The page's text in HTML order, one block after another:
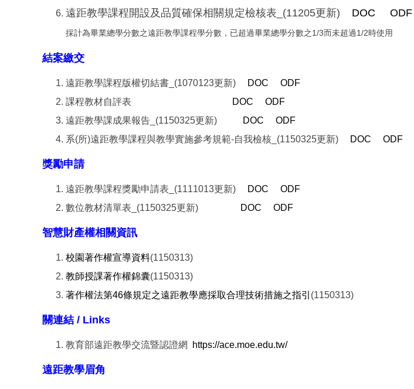
遠距教學課程開設及品質確保相關規定檢核表_(11205更新) DOC ODF
採計為畢業總學分數之遠距教學課程學分數，已超過畢業總學分數之1/3而未超過1/2時使用
結案繳交
遠距教學課程版權切結書_(1070123更新) DOC
ODF
課程教材自評表
DOC
ODF
遠距教學課成果報告_(1150325更新)
DOC
ODF
系(所)遠距教學課程與教學實施參考規範-自我檢核_(1150325更新)
DOC ODF
獎勵申請
遠距教學課程獎勵申請表_(1111013更新) DOC
ODF
數位教材清單表_(1150325更新)
DOC ODF
智慧財產權相關資訊
校園著作權宣導資料(1150313)
教師授課著作權錦囊(1150313)
著作權法第46條規定之遠距教學應採取合理技術措施之指引 (1150313)
關連結 / Links
教育部遠距教學交流暨認證網 https://ace.moe.edu.tw/
遠距教學眉角